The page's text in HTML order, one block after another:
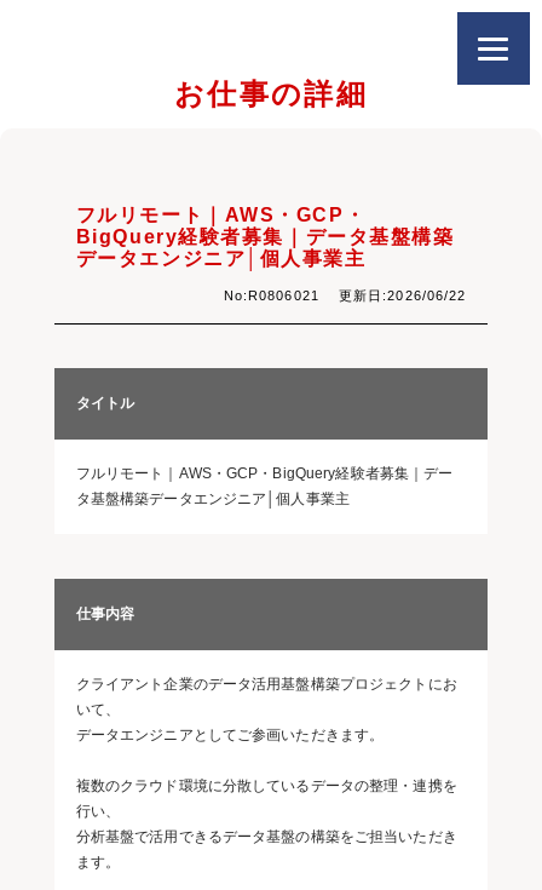
お仕事の詳細
フルリモート｜AWS・GCP・
BigQuery経験者募集｜データ基盤構築
データエンジニア│個人事業主
No:R0806021 更新日:2026/06/22
タイトル
フルリモート｜AWS・GCP・BigQuery経験者募集｜デー
タ基盤構築データエンジニア│個人事業主
仕事内容
クライアント企業のデータ活用基盤構築プロジェクトにお
いて、
データエンジニアとしてご参画いただきます。
複数のクラウド環境に分散しているデータの整理・連携を
行い、
分析基盤で活用できるデータ基盤の構築をご担当いただき
ます。